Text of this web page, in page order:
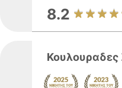
8.2
Κουλουραδες